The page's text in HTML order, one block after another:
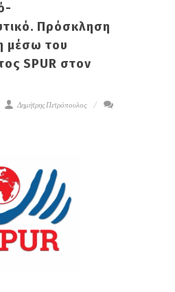
Πρόσκληση
μέσω του
SPUR στον
Δημήτρης Πετρόπουλος